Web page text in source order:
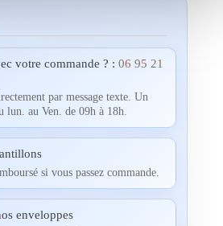
votre commande ? : 06 95 21
par message texte. Un
lun. au Ven. de 09h à 18h.
si vous passez commande.
enveloppes